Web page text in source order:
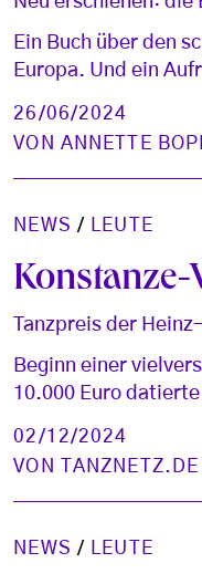
Ein Buch über den
Europa. Und ein
26/06/2024
VON ANNETTE
NEWS / LEUTE
Tanzpreis der
Beginn einer
10.000 Euro
02/12/2024
VON
NEWS / LEUTE